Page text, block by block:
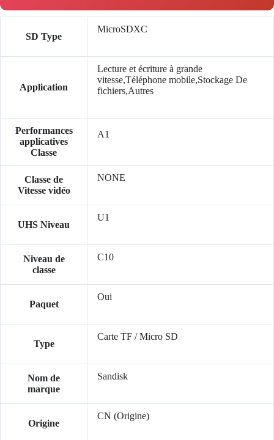
SD Type
MicroSDXC
Application
Lecture et écriture à grande
vitesse,Téléphone mobile,Stockage De
fichiers,Autres
Performances
applicatives
Classe
A1
Classe de
Vitesse vidéo
NONE
UHS Niveau
U1
Niveau de
classe
C10
Paquet
Oui
Type
Carte TF / Micro SD
Nom de
marque
Sandisk
Origine
CN (Origine)